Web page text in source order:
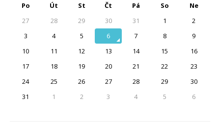
Po
Út St Čt Pá So
Ne
27
28 29 30 31 1
2
3
4 5 6 7 8
9
10
11 12 13 14 15
16
17
18 19 20 21 22
23
24
25 26 27 28 29
30
31
1 2 3 4 5 6